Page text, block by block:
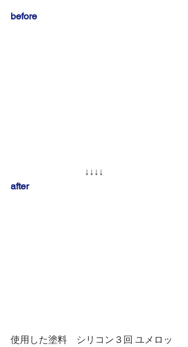
before
↓↓↓↓
after
使用した塗料　シリコン３回 ユメロッ